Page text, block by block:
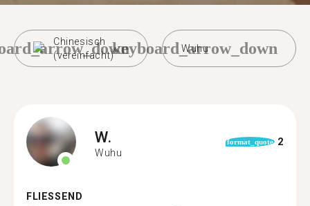
Chinesisch
(vereinfacht)
Wuhu
keyboard_arrow_down
W.
Wuhu
format_quote 2
FLIESSEND